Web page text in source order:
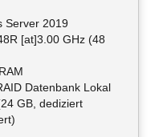
Server 2019
[at]3.00 GHz (48
Datenbank Lokal
GB, dediziert